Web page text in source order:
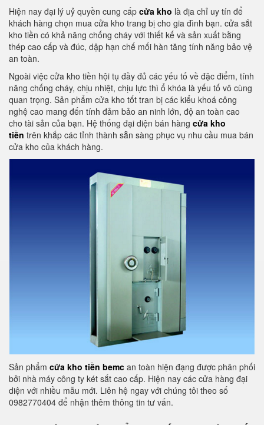
Hiện nay đại lý uỷ quyền cung cấp cửa kho là địa chỉ uy tín để
khách hàng chọn mua cửa kho trang bị cho gia đình bạn. cửa sắt
kho tiền có khả năng chống cháy với thiết kế và sản xuất bằng
thép cao cấp và đúc, dập hạn chế mối hàn tăng tính năng bảo vệ
an toàn.
Ngoài việc cửa kho tiền hội tụ đầy đủ các yếu tố về đặc điểm, tính
năng chống cháy, chịu nhiệt, chịu lực thì ổ khóa là yếu tố vô cùng
quan trọng. Sản phẩm cửa kho tốt tran bị các kiểu khoá công
nghệ cao mang đến tính đảm bảo an ninh lớn, độ an toàn cao
cho tài sản của bạn. Hệ thống đại diện bán hàng cửa kho
tiền trên khắp các tỉnh thành sẵn sàng phục vụ nhu cầu mua bán
cửa kho của khách hàng.
Sản phẩm cửa kho tiền bemc an toàn hiện đạng được phân phối
bởi nhà máy công ty két sắt cao cấp. Hiện nay các cửa hàng đại
diện với nhiều mẫu mới. Liên hệ ngay với chúng tôi theo số
0982770404 để nhận thêm thông tin tư vấn.